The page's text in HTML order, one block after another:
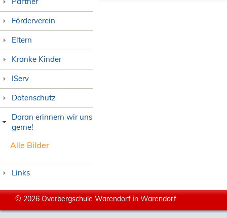
Förderverein
Eltern
Kranke Kinder
IServ
Datenschutz
Daran erinnern wir uns
gerne!
Alle Bilder
Links
© 2026 Overbergschule Warendorf in Warendorf